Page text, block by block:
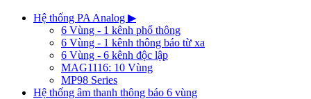
Hệ thống PA Analog ▶
6 Vùng - 1 kênh phổ thông
6 Vùng - 1 kênh thông báo từ xa
6 Vùng - 6 kênh độc lập
MAG1116: 10 Vùng
MP98 Series
Hệ thống âm thanh thông báo 6 vùng